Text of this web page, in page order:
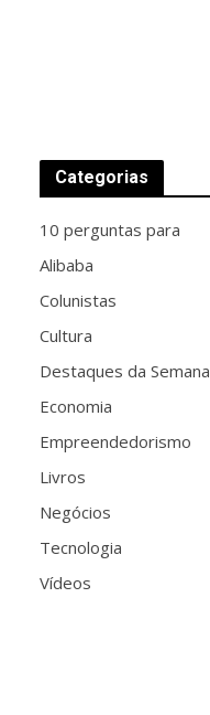
Categorias
10 perguntas para
Alibaba
Colunistas
Cultura
Destaques da Semana
Economia
Empreendedorismo
Livros
Negócios
Tecnologia
Vídeos